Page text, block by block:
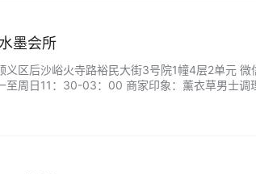
墨会所
义区后沙峪火寺路裕民大街3号院1幢4层2单元
至周日11：30-03：00 商家印象：薰衣草男士调